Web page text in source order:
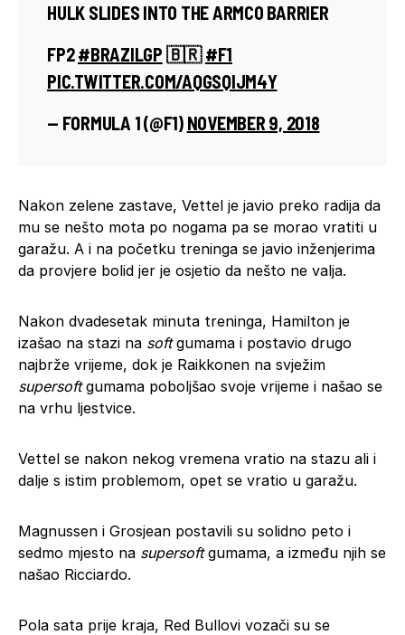
HULK SLIDES INTO THE ARMCO BARRIER
FP2#BRAZILGP 🇧🇷#F1
PIC.TWITTER.COM/AQGSQIJM4Y
— FORMULA 1 (@F1) NOVEMBER 9, 2018
Nakon zelene zastave, Vettel je javio preko radija da
mu se nešto mota po nogama pa se morao vratiti u
garažu. A i na početku treninga se javio inženjerima
da provjere bolid jer je osjetio da nešto ne valja.
Nakon dvadesetak minuta treninga, Hamilton je
izašao na stazi na softgumama i postavio drugo
najbrže vrijeme, dok je Raikkonen na svježim
supersoftgumama poboljšao svoje vrijeme i našao se
na vrhu ljestvice.
Vettel se nakon nekog vremena vratio na stazu ali i
dalje s istim problemom, opet se vratio u garažu.
Magnussen i Grosjean postavili su solidno peto i
sedmo mjesto na supersoftgumama, a između njih se
našao Ricciardo.
Pola sata prije kraja, Red Bullovi vozači su se